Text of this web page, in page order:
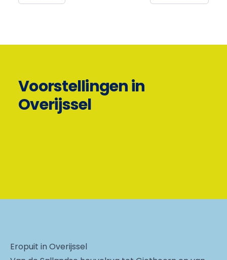
Voorstellingen in
Overijssel
Eropuit in Overijssel